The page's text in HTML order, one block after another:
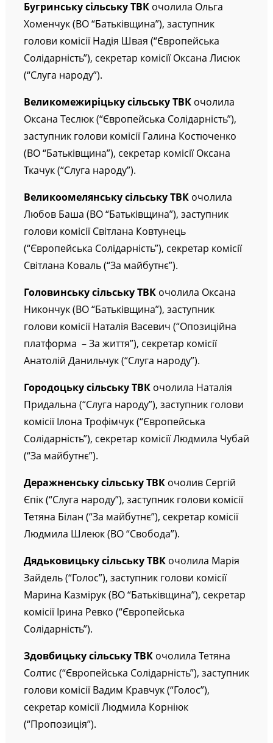
Бугринськусільську ТВКочолила Ольга
Хоменчук (ВО “Батьківщина”), заступник
голови комісії Надія Швая (“Європейська
Солідарність”), секретар комісії Оксана Лисюк
Великомежиріцькусільську ТВКочолила
Оксана Теслюк (“Європейська Солідарність”),
заступник голови комісії Галина Костюченко
(ВО “Батьківщина”), секретар комісії Оксана
Великоомелянськусільську ТВКочолила
Любов Баша (ВО “Батьківщина”), заступник
голови комісії Світлана Ковтунець
(“Європейська Солідарність”), секретар комісії
Головинську сільську ТВКочолила Оксана
Никончук (ВО “Батьківщина”), заступник
голови комісії Наталія Васевич (“Опозиційна
платформа – За життя”), секретар комісії
Городоцькусільську ТВКочолила Наталія
Придальна (“Слуга народу”), заступник голови
комісії Ілона Трофімчук (“Європейська
Солідарність”), секретар комісії Людмила Чубай
Деражненськусільську ТВКочолив Сергій
Єпік (“Слуга народу”), заступник голови комісії
Тетяна Білан (“За майбутнє”), секретар комісії
Дядьковицькусільську ТВКочолила Марія
Зайдель (“Голос”), заступник голови комісії
Марина Казмірук (ВО “Батьківщина”), секретар
комісії Ірина Ревко (“Європейська
Здовбицьку сільську ТВКочолила Тетяна
Солтис (“Європейська Солідарність”), заступник
голови комісії Вадим Кравчук (“Голос”),
секретар комісії Людмила Корніюк